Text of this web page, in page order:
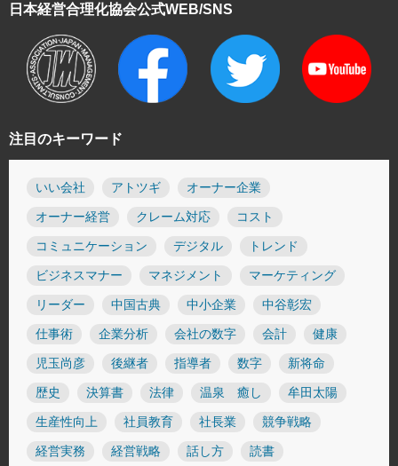
注目のキーワード
いい会社 アトツギ オーナー企業
オーナー経営 クレーム対応 コスト
コミュニケーション デジタル トレンド
ビジネスマナー マネジメント マーケティング
リーダー 中国古典 中小企業 中谷彰宏
仕事術 企業分析 会社の数字 会計 健康
児玉尚彦 後継者 指導者 数字 新将命
歴史 決算書 法律 温泉 癒し 牟田太陽
生産性向上 社員教育 社長業 競争戦略
経営実務 経営戦略 話し方 読書
日本経営合理化協会公式WEB/SNS